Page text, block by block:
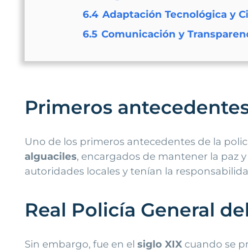
6.4 Adaptación Tecnológica y
6.5 Comunicación y
Primeros
Uno de los primeros antecedentes de la
alguaciles, encargados de mantener la paz
autoridades locales y tenían la
Real Policía General
Sin embargo, fue en el siglo XIX cuando se